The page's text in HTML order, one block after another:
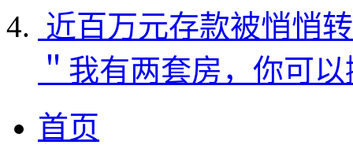
近百万元存款被悄悄
＂我有两套房，你可
首页